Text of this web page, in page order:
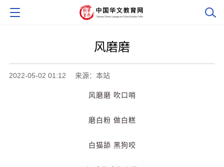
风磨磨
2022-05-02 01:12 来源：本站
风磨磨 吹口哨
磨白粉 做白糕
白猫舔 黑狗咬